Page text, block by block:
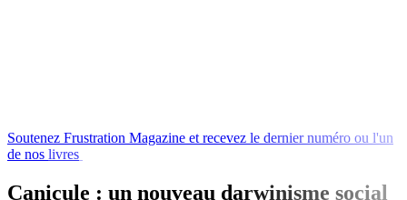
Soutenez Frustration Magazine et recevez le dernier numéro ou l'un
de nos livres
Canicule : un nouveau darwinisme social